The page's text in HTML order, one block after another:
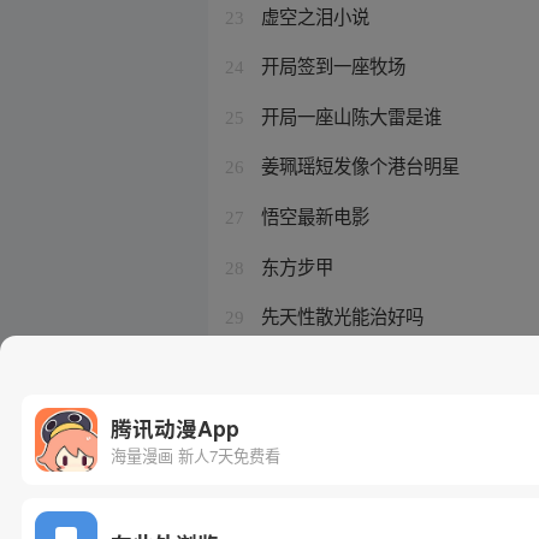
23 虚空之泪小说
24 开局签到一座牧场
25 开局一座山陈大雷是谁
26 姜珮瑶短发像个港台明星
27 悟空最新电影
28 东方步甲
29 先天性散光能治好吗
腾讯动漫App
海量漫画 新人7天免费看